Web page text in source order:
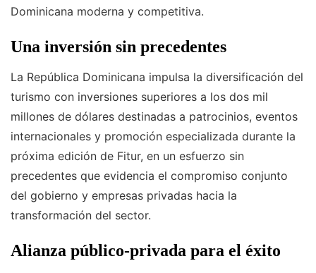
Dominicana moderna y competitiva.
Una inversión sin precedentes
La República Dominicana impulsa la diversificación del
turismo con inversiones superiores a los dos mil
millones de dólares destinadas a patrocinios, eventos
internacionales y promoción especializada durante la
próxima edición de Fitur, en un esfuerzo sin
precedentes que evidencia el compromiso conjunto
del gobierno y empresas privadas hacia la
transformación del sector.
Alianza público-privada para el éxito